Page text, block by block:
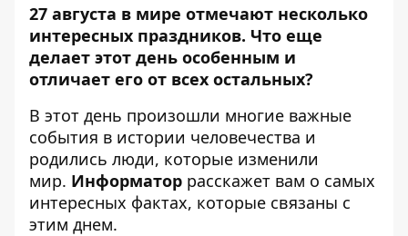
27 августа в мире отмечают несколько
интересных праздников. Что еще
делает этот день особенным и
отличает его от всех остальных?
В этот день произошли многие важные
события в истории человечества и
родились люди, которые изменили
мир. Информатор расскажет вам о самых
интересных фактах, которые связаны с
этим днем.